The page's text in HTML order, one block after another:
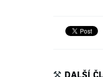
DALŠÍ